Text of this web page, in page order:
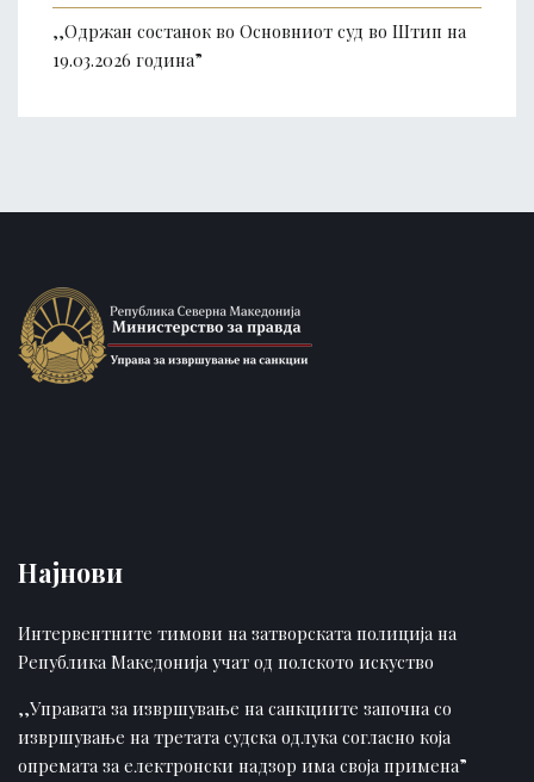
,,Одржан состанок во Основниот суд во Штип на
19.03.2026 година”
Најнови
Интервентните тимови на затворската полиција на
Република Македонија учат од полското искуство
,,Управата за извршување на санкциите започна со
извршување на третата судска одлука согласно која
опремата за електронски надзор има своја примена”